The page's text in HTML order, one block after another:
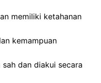
memiliki ketahanan
kemampuan
sah dan diakui secara